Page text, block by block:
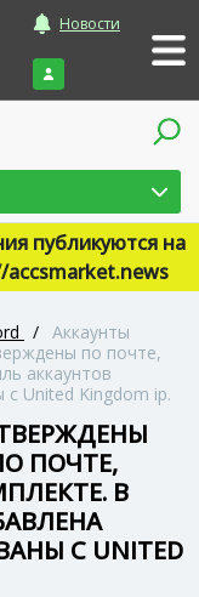
Новости
Войти
публикуются на
/ Аккаунты
по почте,
аккаунтов
с United Kingdom ip.
ПОЧТЕ,
В
С UNITED